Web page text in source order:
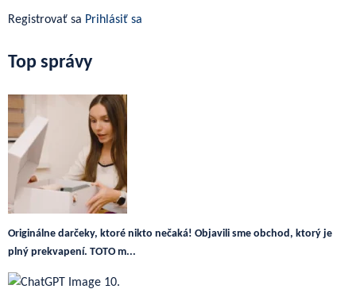
Registrovať sa Prihlásiť sa
Top správy
Originálne darčeky, ktoré nikto nečaká! Objavili sme obchod, ktorý je
plný prekvapení. TOTO m...